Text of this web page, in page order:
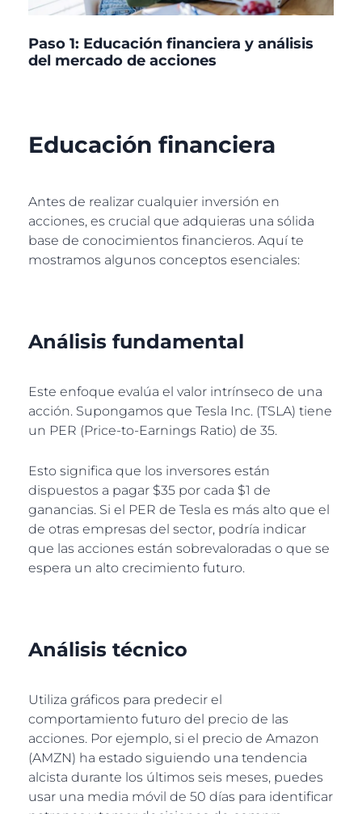
Paso 1: Educación financiera y análisis
del mercado de acciones
Educación financiera
Antes de realizar cualquier inversión en
acciones, es crucial que adquieras una sólida
base de conocimientos financieros. Aquí te
mostramos algunos conceptos esenciales:
Análisis fundamental
Este enfoque evalúa el valor intrínseco de una
acción. Supongamos que Tesla Inc. (TSLA) tiene
un PER (Price-to-Earnings Ratio) de 35.
Esto significa que los inversores están
dispuestos a pagar $35 por cada $1 de
ganancias. Si el PER de Tesla es más alto que el
de otras empresas del sector, podría indicar
que las acciones están sobrevaloradas o que se
espera un alto crecimiento futuro.
Análisis técnico
Utiliza gráficos para predecir el
comportamiento futuro del precio de las
acciones. Por ejemplo, si el precio de Amazon
(AMZN) ha estado siguiendo una tendencia
alcista durante los últimos seis meses, puedes
usar una media móvil de 50 días para identificar